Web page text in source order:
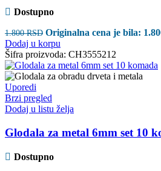
Dostupno
1.800RSD Originalna cena je bila:
Dodaj u korpu
Šifra proizvoda: CH3555212
Uporedi
Brzi pregled
Dodaj u listu želja
Glodala za metal 6mm set 10
Dostupno